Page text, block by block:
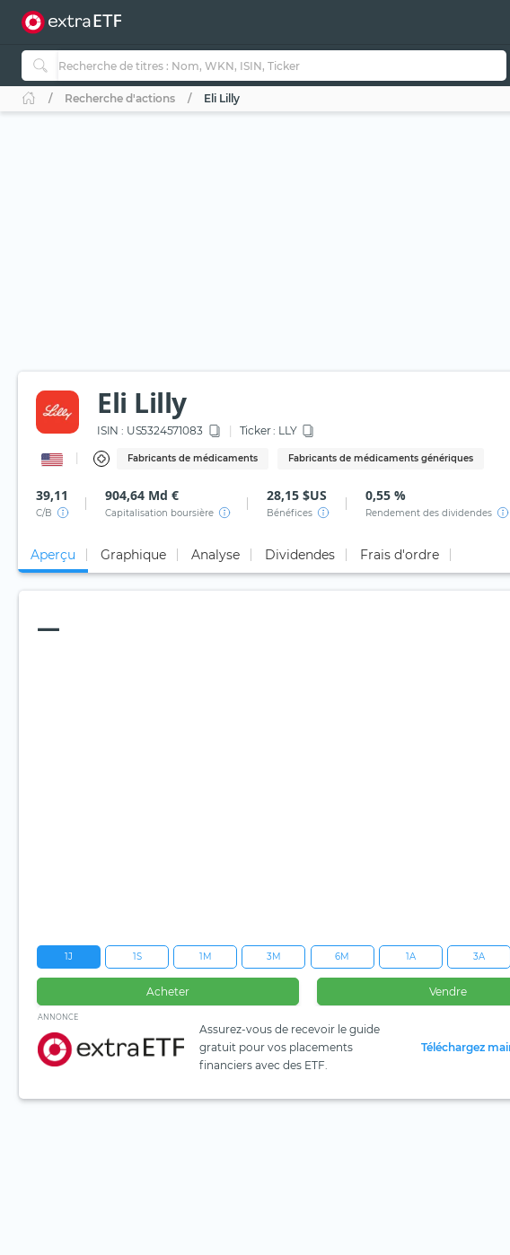
Recherche d'actions Eli Lilly
Eli Lilly
ISIN : US5324571083 Ticker : LLY
Fabricants de médicaments Fabricants de médicaments génériques
39,11
C/B
904,64 Md €
Capitalisation boursière
28,15 $US
Bénéfices
0,55 %
Rendement des dividendes
Aperçu Graphique Analyse Dividendes Frais d'ordre
—
1J 1S 1M 3M 6M 1A 3A
Acheter Vendre
ANNONCE
Assurez-vous de recevoir le guide
gratuit pour vos placements
financiers avec des ETF.
Téléchargez